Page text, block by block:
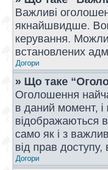
Важливі
якнайшвидше.
керування.
встановлених
Догори
» Що таке
Оголошення
в даний момент,
відображаються
само як і з
від прав
Догори